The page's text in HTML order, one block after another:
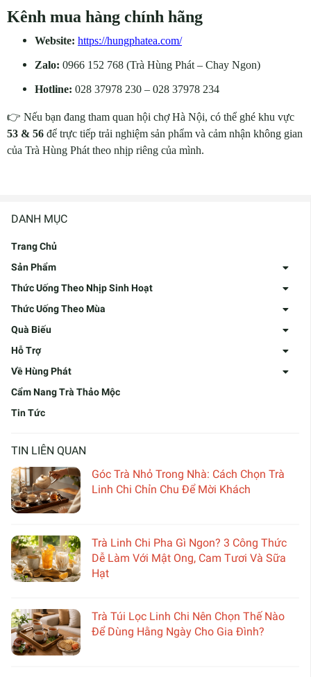
DANH MỤC
Trang Chủ
Sản Phẩm
Thức Uống Theo Nhịp Sinh Hoạt
Thức Uống Theo Mùa
Quà Biếu
Hỗ Trợ
Về Hùng Phát
Cẩm Nang Trà Thảo Mộc
Tin Tức
TIN LIÊN QUAN
Góc Trà Nhỏ Trong Nhà: Cách Chọn Trà
Linh Chi Chỉn Chu Để Mời Khách
Trà Linh Chi Pha Gì Ngon? 3 Công Thức
Dễ Làm Với Mật Ong, Cam Tươi Và Sữa
Hạt
Trà Túi Lọc Linh Chi Nên Chọn Thế Nào
Để Dùng Hằng Ngày Cho Gia Đình?
Kênh mua hàng chính hãng
Website: https://hungphatea.com/
Zalo: 0966 152 768 (Trà Hùng Phát – Chay Ngon)
Hotline: 028 37978 230 – 028 37978 234
👉 Nếu bạn đang tham quan hội chợ Hà Nội, có thể ghé khu vực
53 & 56 để trực tiếp trải nghiệm sản phẩm và cảm nhận không gian
của Trà Hùng Phát theo nhịp riêng của mình.